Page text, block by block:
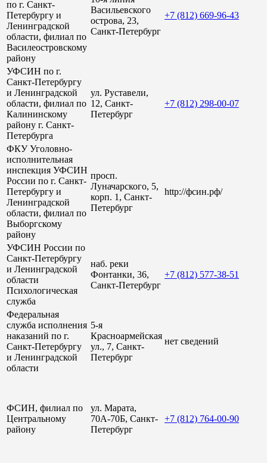
по г. Санкт-
Петербургу и
Ленинградской
области, филиал по
Василеостровскому
району
Васильевского
острова, 23,
Санкт-Петербург
+7 (812) 669-96-43
УФСИН по г.
Санкт-Петербургу
и Ленинградской
области, филиал по
Калининскому
району г. Санкт-
Петербурга
ул. Руставели,
12, Санкт-
Петербург
+7 (812) 298-00-07
ФКУ Уголовно-
исполнительная
инспекция УФСИН
России по г. Санкт-
Петербургу и
Ленинградской
области, филиал по
Выборгскому
району
просп.
Луначарского, 5,
корп. 1, Санкт-
Петербург
http://фсин.рф/
УФСИН России по
Санкт-Петербургу
и Ленинградской
области
Психологическая
служба
наб. реки
Фонтанки, 36,
Санкт-Петербург
+7 (812) 577-38-51
Федеральная
служба исполнения
наказаний по г.
Санкт-Петербургу
и Ленинградской
области
5-я
Красноармейская
ул., 7, Санкт-
Петербург
нет сведений
ФСИН, филиал по
Центральному
району
ул. Марата,
70А-70Б, Санкт-
Петербург
+7 (812) 764-00-90